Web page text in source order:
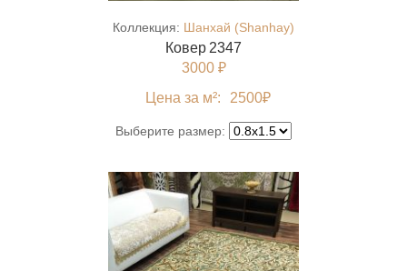
Коллекция: Шанхай (Shanhay)
Ковер 2347
3000 ₽
Цена за м²:
2500₽
Выберите размер: